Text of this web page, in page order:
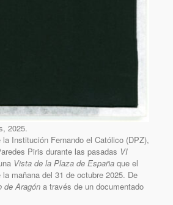
2025.
Institución Fernando el Católico (DPZ),
Piris durante las pasadas VI
Vista de la Plaza de España que el
mañana del 31 de octubre 2025. De
de Aragón a través de un documentado